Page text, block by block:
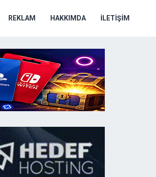
REKLAM HAKKIMDA İLETIŞIM